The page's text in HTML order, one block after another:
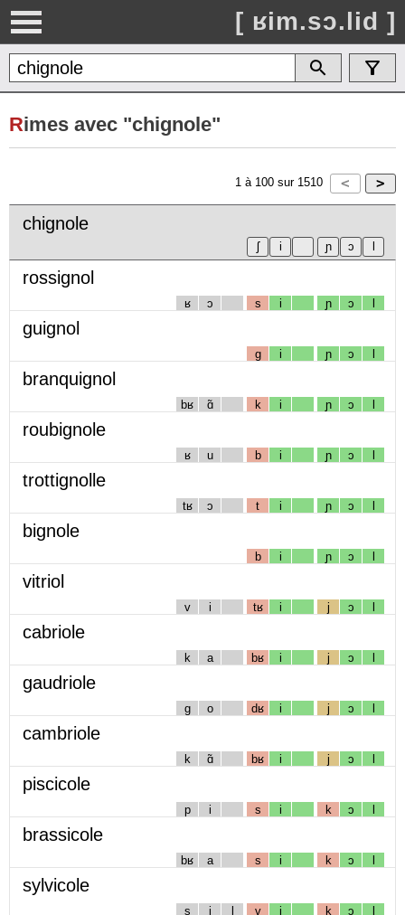
[ ʁim.sɔ.lid ]
Rimes avec "chignole"
1 à 100 sur 1510
chignole
rossignol
ʁ ɔ s i ɲ ɔ l
guignol
g i ɲ ɔ l
branquignol
bʁ ɑ̃ k i ɲ ɔ l
roubignole
ʁ u b i ɲ ɔ l
trottignolle
tʁ ɔ t i ɲ ɔ l
bignole
b i ɲ ɔ l
vitriol
v i tʁ i j ɔ l
cabriole
k a bʁ i j ɔ l
gaudriole
g o dʁ i j ɔ l
cambriole
k ɑ̃ bʁ i j ɔ l
piscicole
p i s i k ɔ l
brassicole
bʁ a s i k ɔ l
sylvicole
s i l v i k ɔ l